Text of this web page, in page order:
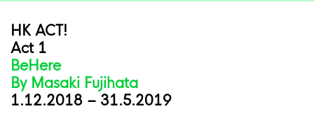
HK ACT!
Act 1
BeHere
By Masaki Fujihata
1.12.2018 – 31.5.2019